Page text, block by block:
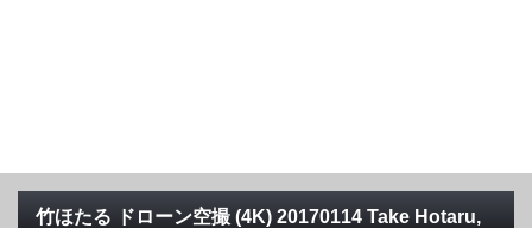
竹ほたる ドローン空撮 (4K) 20170114 Take Hotaru,